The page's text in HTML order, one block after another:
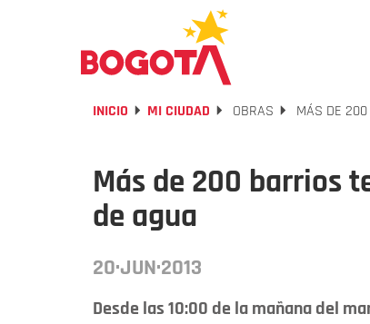
INICIO MI CIUDAD OBRAS MÁS DE 200
Más de 200 barrios
de agua
20·JUN·2013
Desde las 10:00 de la mañana del